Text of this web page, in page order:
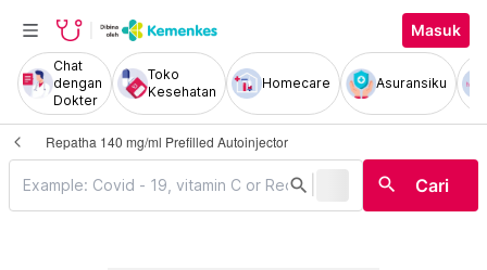
Masuk
Chat
dengan
Dokter
Toko
Kesehatan
Homecare Asuransiku
Repatha 140 mg/ml Prefilled Autoinjector
search search Cari